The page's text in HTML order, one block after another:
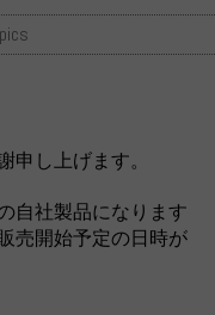
し上げます。
自社製品になります
売開始予定の日時が